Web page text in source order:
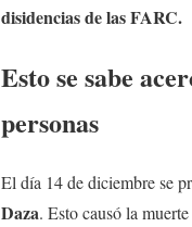
disidencias de las FARC.
Esto se sabe
personas
El día 14 de diciembre se
Daza. Esto causó la